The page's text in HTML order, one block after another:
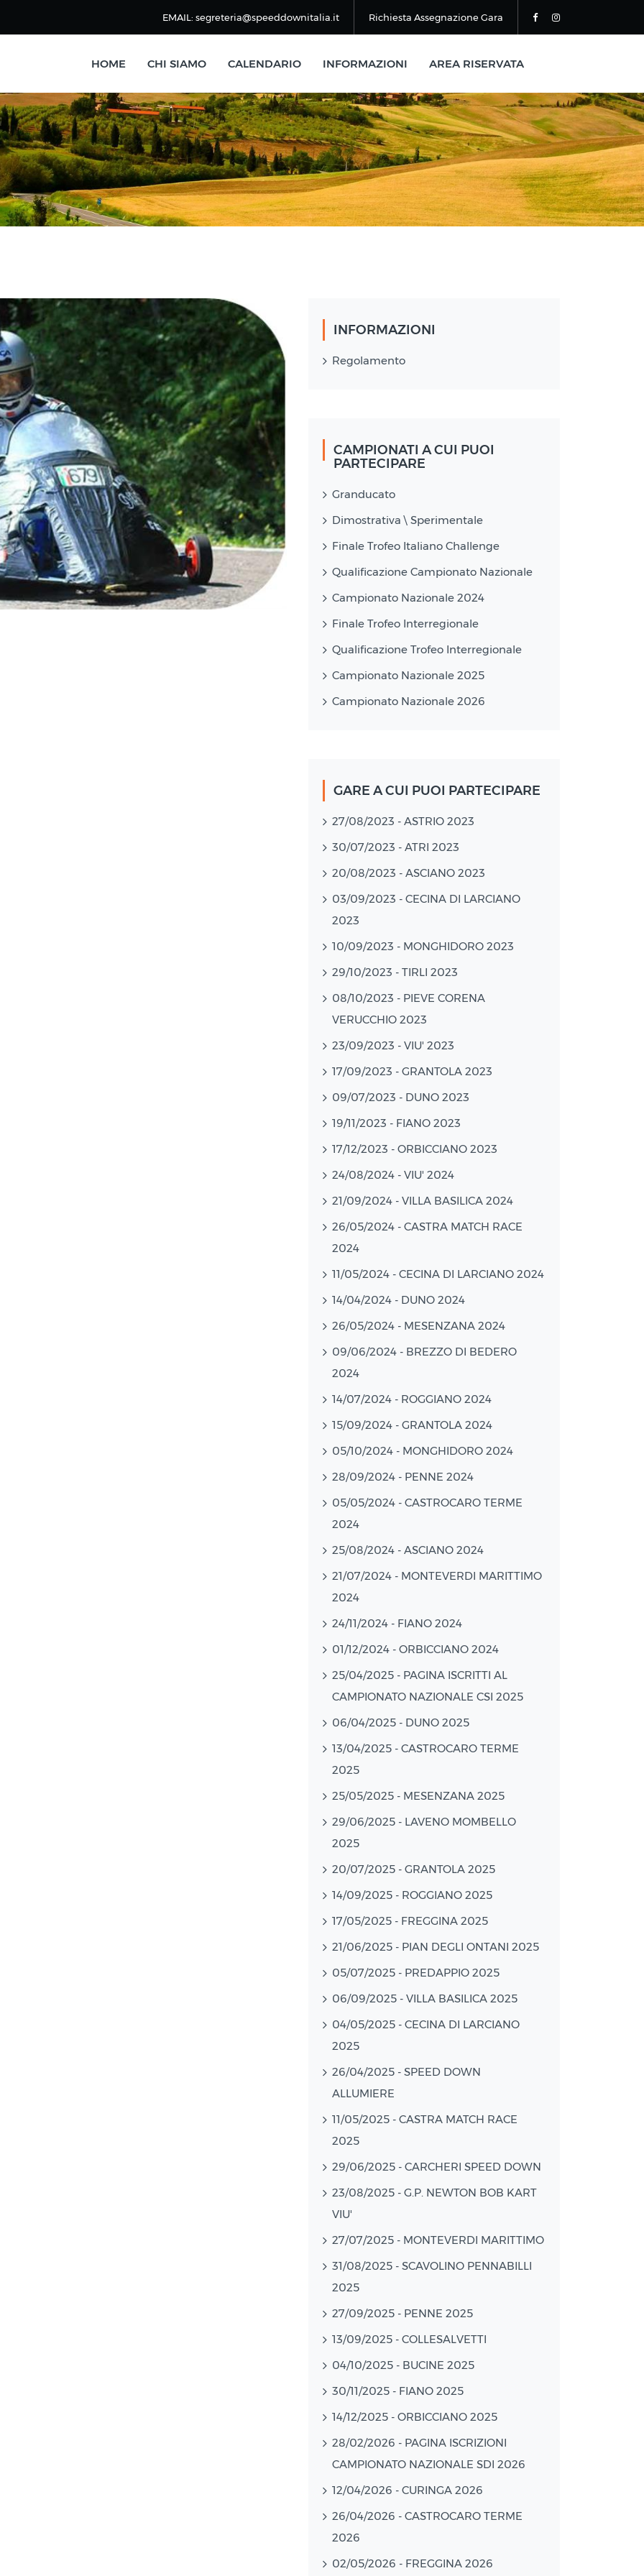
EMAIL: segreteria@speeddownitalia.it Richiesta Assegnazione Gara
HOME CHI SIAMO CALENDARIO INFORMAZIONI AREA RISERVATA
INFORMAZIONI
Regolamento
CAMPIONATI A CUI PUOI
PARTECIPARE
Granducato
Dimostrativa \ Sperimentale
Finale Trofeo Italiano Challenge
Qualificazione Campionato Nazionale
Campionato Nazionale 2024
Finale Trofeo Interregionale
Qualificazione Trofeo Interregionale
Campionato Nazionale 2025
Campionato Nazionale 2026
GARE A CUI PUOI PARTECIPARE
27/08/2023 - ASTRIO 2023
30/07/2023 - ATRI 2023
20/08/2023 - ASCIANO 2023
03/09/2023 - CECINA DI LARCIANO
2023
10/09/2023 - MONGHIDORO 2023
29/10/2023 - TIRLI 2023
08/10/2023 - PIEVE CORENA
VERUCCHIO 2023
23/09/2023 - VIU' 2023
17/09/2023 - GRANTOLA 2023
09/07/2023 - DUNO 2023
19/11/2023 - FIANO 2023
17/12/2023 - ORBICCIANO 2023
24/08/2024 - VIU' 2024
21/09/2024 - VILLA BASILICA 2024
26/05/2024 - CASTRA MATCH RACE
2024
11/05/2024 - CECINA DI LARCIANO 2024
14/04/2024 - DUNO 2024
26/05/2024 - MESENZANA 2024
09/06/2024 - BREZZO DI BEDERO
2024
14/07/2024 - ROGGIANO 2024
15/09/2024 - GRANTOLA 2024
05/10/2024 - MONGHIDORO 2024
28/09/2024 - PENNE 2024
05/05/2024 - CASTROCARO TERME
2024
25/08/2024 - ASCIANO 2024
21/07/2024 - MONTEVERDI MARITTIMO
2024
24/11/2024 - FIANO 2024
01/12/2024 - ORBICCIANO 2024
25/04/2025 - PAGINA ISCRITTI AL
CAMPIONATO NAZIONALE CSI 2025
06/04/2025 - DUNO 2025
13/04/2025 - CASTROCARO TERME
2025
25/05/2025 - MESENZANA 2025
29/06/2025 - LAVENO MOMBELLO
2025
20/07/2025 - GRANTOLA 2025
14/09/2025 - ROGGIANO 2025
17/05/2025 - FREGGINA 2025
21/06/2025 - PIAN DEGLI ONTANI 2025
05/07/2025 - PREDAPPIO 2025
06/09/2025 - VILLA BASILICA 2025
04/05/2025 - CECINA DI LARCIANO
2025
26/04/2025 - SPEED DOWN
ALLUMIERE
11/05/2025 - CASTRA MATCH RACE
2025
29/06/2025 - CARCHERI SPEED DOWN
23/08/2025 - G.P. NEWTON BOB KART
VIU'
27/07/2025 - MONTEVERDI MARITTIMO
31/08/2025 - SCAVOLINO PENNABILLI
2025
27/09/2025 - PENNE 2025
13/09/2025 - COLLESALVETTI
04/10/2025 - BUCINE 2025
30/11/2025 - FIANO 2025
14/12/2025 - ORBICCIANO 2025
28/02/2026 - PAGINA ISCRIZIONI
CAMPIONATO NAZIONALE SDI 2026
12/04/2026 - CURINGA 2026
26/04/2026 - CASTROCARO TERME
2026
02/05/2026 - FREGGINA 2026